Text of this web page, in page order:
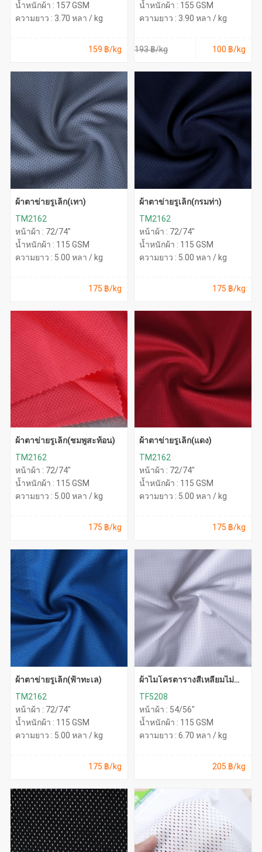
น้ำหนักผ้า : 157 GSM
ความยาว : 3.70 หลา / kg
159 ฿/kg
น้ำหนักผ้า : 155 GSM
ความยาว : 3.90 หลา / kg
193 ฿/kg 100 ฿/kg
ผ้าตาข่ายรูเล็ก(เทา)
TM2162
หน้าผ้า : 72/74"
น้ำหนักผ้า : 115 GSM
ความยาว : 5.00 หลา / kg
175 ฿/kg
ผ้าตาข่ายรูเล็ก(กรมท่า)
TM2162
หน้าผ้า : 72/74"
น้ำหนักผ้า : 115 GSM
ความยาว : 5.00 หลา / kg
175 ฿/kg
ผ้าตาข่ายรูเล็ก(ชมพูสะท้อน)
TM2162
หน้าผ้า : 72/74"
น้ำหนักผ้า : 115 GSM
ความยาว : 5.00 หลา / kg
175 ฿/kg
ผ้าตาข่ายรูเล็ก(แดง)
TM2162
หน้าผ้า : 72/74"
น้ำหนักผ้า : 115 GSM
ความยาว : 5.00 หลา / kg
175 ฿/kg
ผ้าตาข่ายรูเล็ก(ฟ้าทะเล)
TM2162
หน้าผ้า : 72/74"
น้ำหนักผ้า : 115 GSM
ความยาว : 5.00 หลา / kg
175 ฿/kg
ผ้าไมโครตารางสี่เหลี่ยมไม่
TF5208
หน้าผ้า : 54/56"
น้ำหนักผ้า : 115 GSM
ความยาว : 6.70 หลา / kg
205 ฿/kg